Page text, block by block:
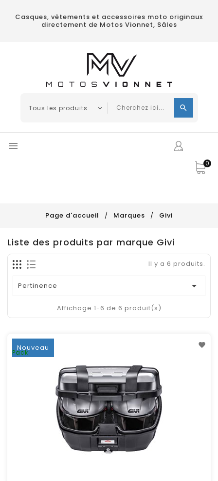
Casques, vêtements et accessoires moto originaux
directement de Motos Vionnet, Sâles

0
Page d'accueil Marques Givi
Liste des produits par marque Givi
Il y a 6 produits.
Pertinence 
Affichage 1-6 de 6 produit(s)
Nouveau
Pack